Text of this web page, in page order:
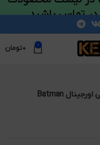
0 ۰تومان
محصولات برچسب خورده “سی دی کی اورجینال Batman
تماس باشید